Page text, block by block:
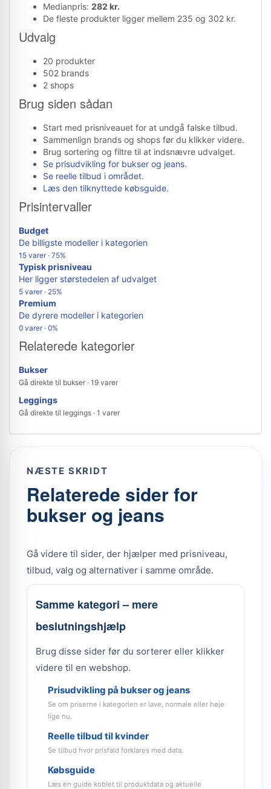
Medianpris: 282 kr.
De fleste produkter ligger mellem 235 og 302 kr.
Udvalg
20 produkter
502 brands
2 shops
Brug siden sådan
Start med prisniveauet for at undgå falske tilbud.
Sammenlign brands og shops før du klikker videre.
Brug sortering og filtre til at indsnævre udvalget.
Se prisudvikling for bukser og jeans.
Se reelle tilbud i området.
Læs den tilknyttede købsguide.
Prisintervaller
Budget
De billigste modeller i kategorien
15 varer · 75%
Typisk prisniveau
Her ligger størstedelen af udvalget
5 varer · 25%
Premium
De dyrere modeller i kategorien
0 varer · 0%
Relaterede kategorier
Bukser
Gå direkte til bukser · 19 varer
Leggings
Gå direkte til leggings · 1 varer
NÆSTE SKRIDT
Relaterede sider for
bukser og jeans
Gå videre til sider, der hjælper med prisniveau,
tilbud, valg og alternativer i samme område.
Samme kategori – mere
beslutningshjælp
Brug disse sider før du sorterer eller klikker
videre til en webshop.
Prisudvikling på bukser og jeans
Se om priserne i kategorien er lave, normale eller høje
lige nu.
Reelle tilbud til kvinder
Se tilbud hvor prisfald forklares med data.
Købsguide
Læs en guide koblet til produktdata og aktuelle